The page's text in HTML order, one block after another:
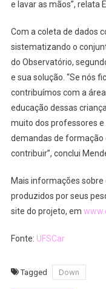
e lavar as mãos”, relata
Com a coleta de dados
sistematizando o
do Observatório,
e sua solução. “Se nós
contribuímos com a
educação dessas
muito dos professores e
demandas de formação
contribuir”, conclui
Mais informações
produzidos por seus
site do projeto, em
Fonte: UFSCar
Tagged Down